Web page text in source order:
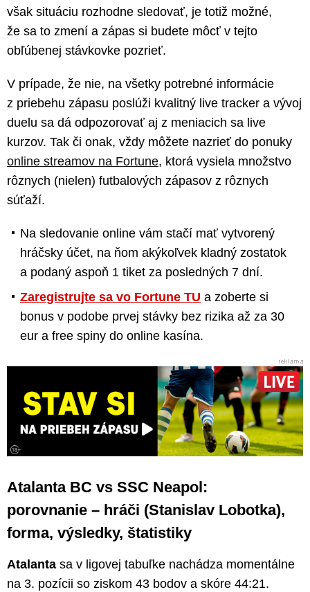
však situáciu rozhodne sledovať, je totiž možné,
že sa to zmení a zápas si budete môcť v tejto
obľúbenej stávkovke pozrieť.
V prípade, že nie, na všetky potrebné informácie
z priebehu zápasu poslúži kvalitný live tracker a vývoj
duelu sa dá odpozorovať aj z meniacich sa live
kurzov. Tak či onak, vždy môžete nazrieť do ponuky
online streamov na Fortune, ktorá vysiela množstvo
rôznych (nielen) futbalových zápasov z rôznych
súťaží.
Na sledovanie online vám stačí mať vytvorený
hráčsky účet, na ňom akýkoľvek kladný zostatok
a podaný aspoň 1 tiket za posledných 7 dní.
Zaregistrujte sa vo Fortune TU a zoberte si
bonus v podobe prvej stávky bez rizika až za 30
eur a free spiny do online kasína.
Atalanta BC vs SSC Neapol:
porovnanie – hráči (Stanislav Lobotka),
forma, výsledky, štatistiky
Atalanta sa v ligovej tabuľke nachádza momentálne
na 3. pozícii so ziskom 43 bodov a skóre 44:21.